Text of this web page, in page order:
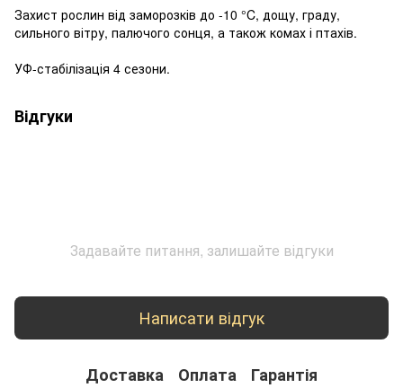
Захист рослин від заморозків до -10 °C, дощу, граду,
сильного вітру, палючого сонця, а також комах і птахів.
УФ-стабілізація 4 сезони.
Відгуки
Задавайте питання, залишайте відгуки
Написати відгук
Доставка Оплата Гарантія